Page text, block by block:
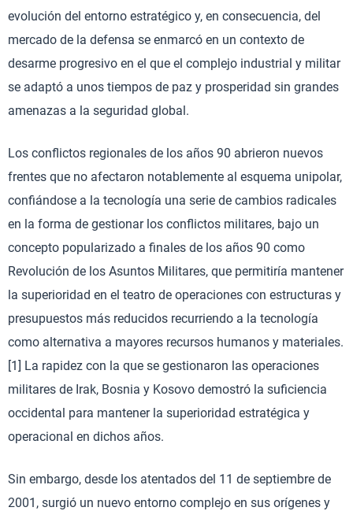
evolución del entorno estratégico y, en consecuencia, del
mercado de la defensa se enmarcó en un contexto de
desarme progresivo en el que el complejo industrial y militar
se adaptó a unos tiempos de paz y prosperidad sin grandes
amenazas a la seguridad global.
Los conflictos regionales de los años 90 abrieron nuevos
frentes que no afectaron notablemente al esquema unipolar,
confiándose a la tecnología una serie de cambios radicales
en la forma de gestionar los conflictos militares, bajo un
concepto popularizado a finales de los años 90 como
Revolución de los Asuntos Militares, que permitiría mantener
la superioridad en el teatro de operaciones con estructuras y
presupuestos más reducidos recurriendo a la tecnología
como alternativa a mayores recursos humanos y materiales.
[1] La rapidez con la que se gestionaron las operaciones
militares de Irak, Bosnia y Kosovo demostró la suficiencia
occidental para mantener la superioridad estratégica y
operacional en dichos años.
Sin embargo, desde los atentados del 11 de septiembre de
2001, surgió un nuevo entorno complejo en sus orígenes y